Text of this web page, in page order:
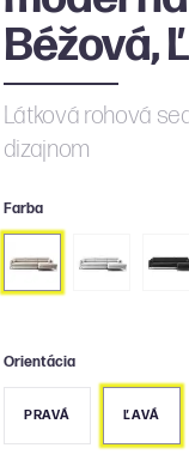
Béžová,
Látková rohová
dizajnom
Farba
Orientácia
PRAVÁ ĽAVÁ